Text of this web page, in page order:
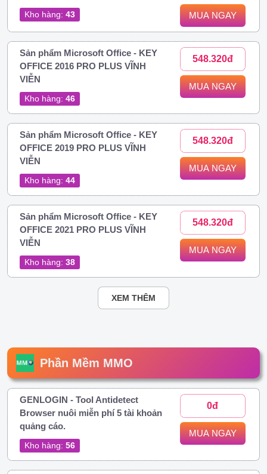
Kho hàng: 43 MUA NGAY
Sản phẩm Microsoft Office - KEY
OFFICE 2016 PRO PLUS VĨNH
VIỄN
Kho hàng: 46
548.320đ
MUA NGAY
Sản phẩm Microsoft Office - KEY
OFFICE 2019 PRO PLUS VĨNH
VIỄN
Kho hàng: 44
548.320đ
MUA NGAY
Sản phẩm Microsoft Office - KEY
OFFICE 2021 PRO PLUS VĨNH
VIỄN
Kho hàng: 38
548.320đ
MUA NGAY
XEM THÊM
Phần Mềm MMO
GENLOGIN - Tool Antidetect
Browser nuôi miễn phí 5 tài khoản
quảng cáo.
Kho hàng: 56
0đ
MUA NGAY